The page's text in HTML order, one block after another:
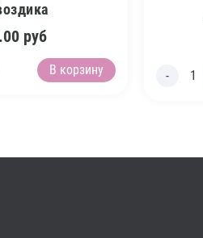
руб
В корзину